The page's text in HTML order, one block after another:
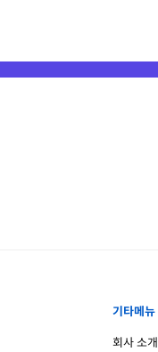
기타메뉴
회사 소개